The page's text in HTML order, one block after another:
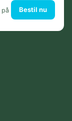
på
Bestil nu